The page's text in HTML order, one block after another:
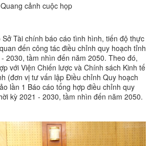
Quang cảnh cuộc họp
Tài chính báo cáo tình hình, tiến độ thực
đến công tác điều chỉnh quy hoạch tỉnh
2030, tầm nhìn đến năm 2050. Theo đó,
với Viện Chiến lược và Chính sách Kinh tế
(đơn vị tư vấn lập Điều chỉnh Quy hoạch
lần 1 Báo cáo tổng hợp điều chỉnh quy
kỳ 2021 - 2030, tầm nhìn đến năm 2050.